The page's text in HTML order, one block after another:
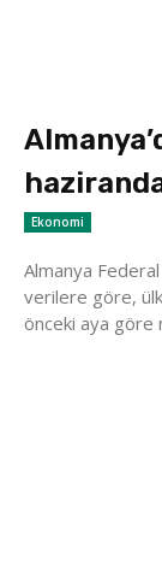
Ekonomi
Almanya
verilere göre,
önceki aya göre